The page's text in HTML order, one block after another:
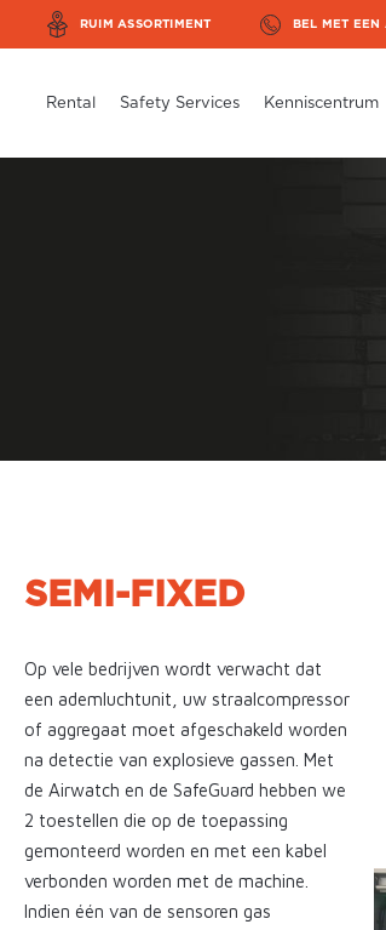
RUIM ASSORTIMENT BEL MET
Rental Safety Services Kenniscentrum
SEMI-FIXED
Op vele bedrijven wordt verwacht dat
een ademluchtunit, uw straalcompressor
of aggregaat moet afgeschakeld worden
na detectie van explosieve gassen. Met
de Airwatch en de SafeGuard hebben we
2 toestellen die op de toepassing
gemonteerd worden en met een kabel
verbonden worden met de machine.
Indien één van de sensoren gas